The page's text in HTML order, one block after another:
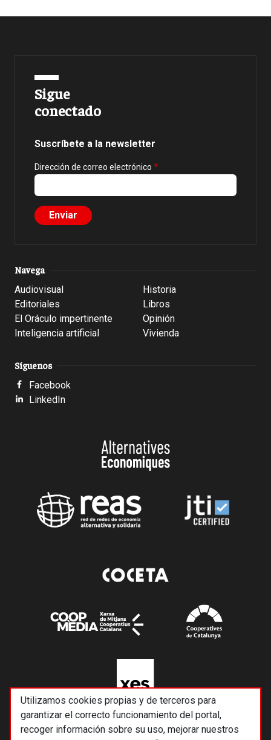
Utilizamos cookies propias y de terceros para
garantizar el correcto funcionamiento del portal,
recoger información sobre su uso, mejorar nuestros
Sigue
conectado
Suscríbete a la newsletter
Dirección de correo electrónico
Navega
Audiovisual
Editoriales
El Oráculo impertinente
Inteligencia artificial
Historia
Libros
Opinión
Vivienda
Síguenos
Facebook
LinkedIn